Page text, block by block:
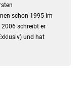
schon 1995 im
schreibt er
und hat